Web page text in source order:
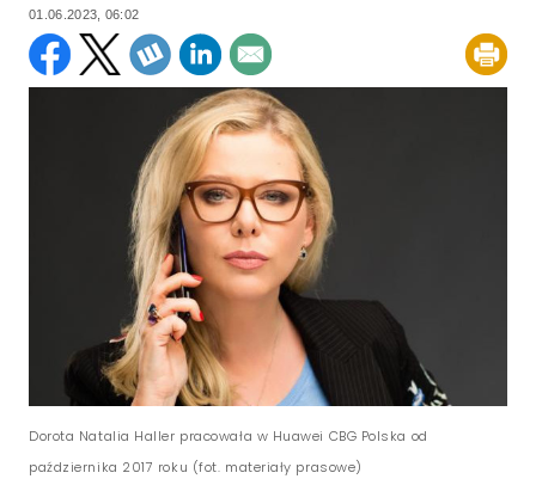
01.06.2023, 06:02
Dorota Natalia Haller pracowała w Huawei CBG Polska od
października 2017 roku (fot. materiały prasowe)